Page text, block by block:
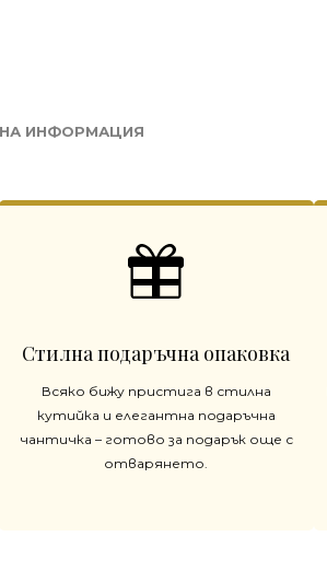
ИНФОРМАЦИЯ
Стилна подаръчна опаковка
Всяко бижу пристига в стилна
кутийка и елегантна подаръчна
чантичка – готово за подарък още с
отварянето.